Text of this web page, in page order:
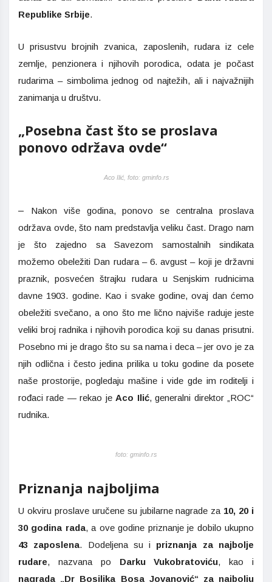
Republike Srbije.
U prisustvu brojnih zvanica, zaposlenih, rudara iz cele
zemlje, penzionera i njihovih porodica, odata je počast
rudarima – simbolima jednog od najtežih, ali i najvažnijih
zanimanja u društvu.
„Posebna čast što se proslava
ponovo održava ovde“
Aco Ilić, foto: gminfo.rs
– Nakon više godina, ponovo se centralna proslava
održava ovde, što nam predstavlja veliku čast. Drago nam
je što zajedno sa Savezom samostalnih sindikata
možemo obeležiti Dan rudara – 6. avgust – koji je državni
praznik, posvećen štrajku rudara u Senjskim rudnicima
davne 1903. godine. Kao i svake godine, ovaj dan ćemo
obeležiti svečano, a ono što me lično najviše raduje jeste
veliki broj radnika i njihovih porodica koji su danas prisutni.
Posebno mi je drago što su sa nama i deca – jer ovo je za
njih odlična i često jedina prilika u toku godine da posete
naše prostorije, pogledaju mašine i vide gde im roditelji i
rođaci rade — rekao je Aco Ilić, generalni direktor „ROC“
rudnika.
foto: gminfo.rs
Priznanja najboljima
U okviru proslave uručene su jubilarne nagrade za 10, 20 i
30 godina rada, a ove godine priznanje je dobilo ukupno
43 zaposlena. Dodeljena su i priznanja za najbolje
rudare, nazvana po Darku Vukobratoviću, kao i
nagrada „Dr Bosiljka Bosa Jovanović“ za najbolju